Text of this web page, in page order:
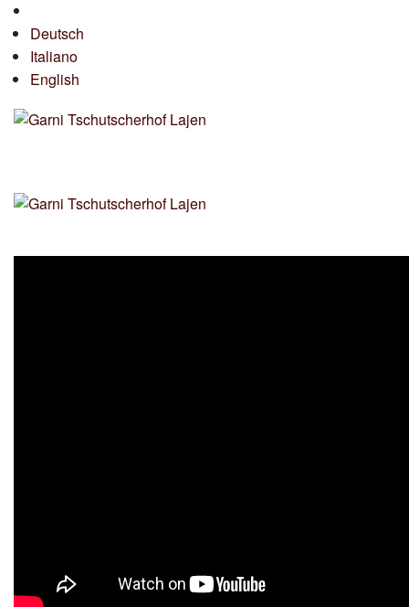
Deutsch
Italiano
English
Prezzi